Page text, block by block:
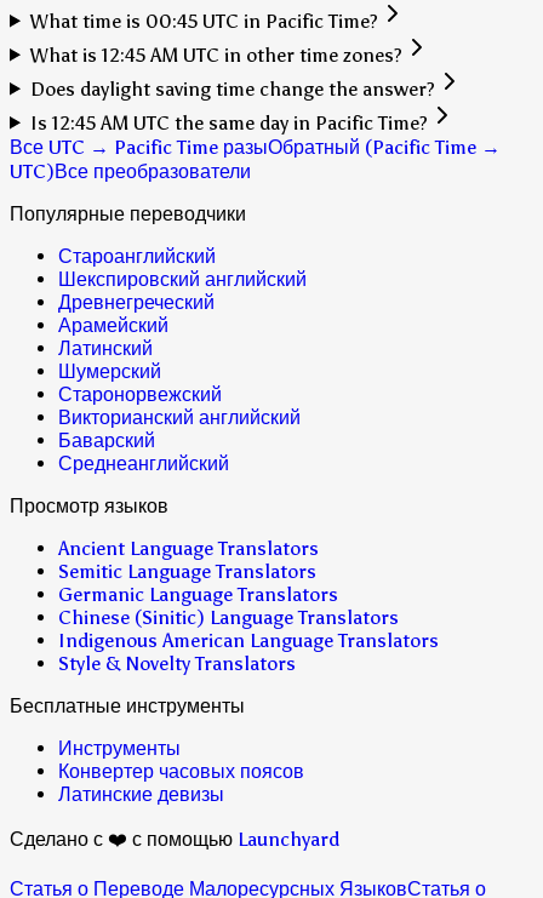
What time is 00:45 UTC in Pacific Time?
What is 12:45 AM UTC in other time zones?
Does daylight saving time change the answer?
Is 12:45 AM UTC the same day in Pacific Time?
Все UTC → Pacific Time разыОбратный (Pacific Time →
UTC)Все преобразователи
Популярные переводчики
Староанглийский
Шекспировский английский
Древнегреческий
Арамейский
Латинский
Шумерский
Старонорвежский
Викторианский английский
Баварский
Среднеанглийский
Просмотр языков
Ancient Language Translators
Semitic Language Translators
Germanic Language Translators
Chinese (Sinitic) Language Translators
Indigenous American Language Translators
Style & Novelty Translators
Бесплатные инструменты
Инструменты
Конвертер часовых поясов
Латинские девизы
Сделано с ❤️ с помощью Launchyard
Статья о Переводе Малоресурсных ЯзыковСтатья о